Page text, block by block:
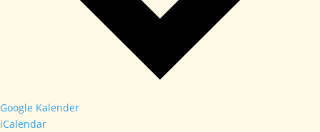
Google Kalender
iCalendar